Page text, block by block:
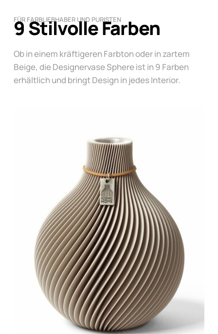
FÜR FARBLIEBHABER UND PURISTEN
9 Stilvolle Farben
Ob in einem kräftigeren Farbton oder in zartem
Beige, die Designervase Sphere ist in 9 Farben
erhältlich und bringt Design in jedes Interior.